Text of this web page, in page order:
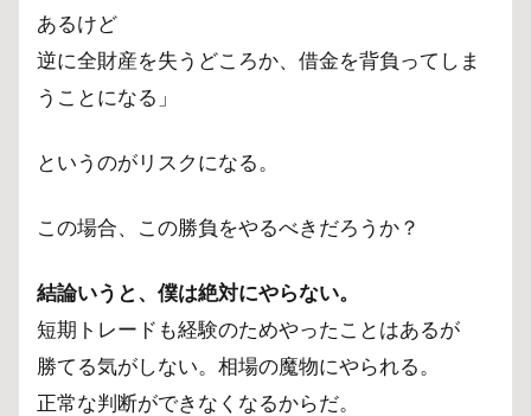
あるけど
逆に全財産を失うどころか、借金を背負ってしま
うことになる」
というのがリスクになる。
この場合、この勝負をやるべきだろうか？
結論いうと、僕は絶対にやらない。
短期トレードも経験のためやったことはあるが
勝てる気がしない。相場の魔物にやられる。
正常な判断ができなくなるからだ。